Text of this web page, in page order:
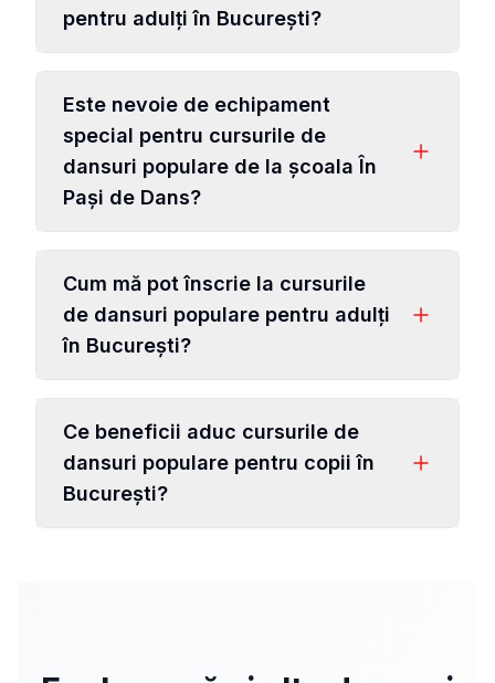
pentru adulți în București?
Este nevoie de echipament
special pentru cursurile de
dansuri populare de la școala În
Pași de Dans?
Cum mă pot înscrie la cursurile
de dansuri populare pentru adulți
în București?
Ce beneficii aduc cursurile de
dansuri populare pentru copii în
București?